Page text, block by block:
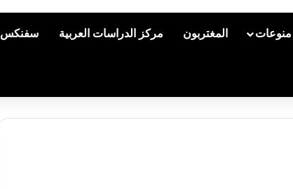
منوعات المغتربون مركز الدراسات العربية سفنكس TV